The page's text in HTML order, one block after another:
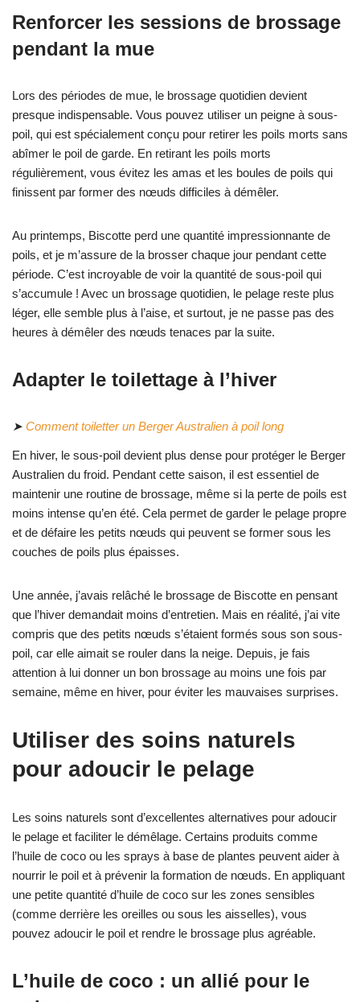
Renforcer les sessions de brossage
pendant la mue
Lors des périodes de mue, le brossage quotidien devient
presque indispensable. Vous pouvez utiliser un peigne à sous-
poil, qui est spécialement conçu pour retirer les poils morts sans
abîmer le poil de garde. En retirant les poils morts
régulièrement, vous évitez les amas et les boules de poils qui
finissent par former des nœuds difficiles à démêler.
Au printemps, Biscotte perd une quantité impressionnante de
poils, et je m’assure de la brosser chaque jour pendant cette
période. C’est incroyable de voir la quantité de sous-poil qui
s’accumule ! Avec un brossage quotidien, le pelage reste plus
léger, elle semble plus à l’aise, et surtout, je ne passe pas des
heures à démêler des nœuds tenaces par la suite.
Adapter le toilettage à l’hiver
➤ Comment toiletter un Berger Australien à poil long
En hiver, le sous-poil devient plus dense pour protéger le Berger
Australien du froid. Pendant cette saison, il est essentiel de
maintenir une routine de brossage, même si la perte de poils est
moins intense qu’en été. Cela permet de garder le pelage propre
et de défaire les petits nœuds qui peuvent se former sous les
couches de poils plus épaisses.
Une année, j’avais relâché le brossage de Biscotte en pensant
que l’hiver demandait moins d’entretien. Mais en réalité, j’ai vite
compris que des petits nœuds s’étaient formés sous son sous-
poil, car elle aimait se rouler dans la neige. Depuis, je fais
attention à lui donner un bon brossage au moins une fois par
semaine, même en hiver, pour éviter les mauvaises surprises.
Utiliser des soins naturels
pour adoucir le pelage
Les soins naturels sont d’excellentes alternatives pour adoucir
le pelage et faciliter le démêlage. Certains produits comme
l’huile de coco ou les sprays à base de plantes peuvent aider à
nourrir le poil et à prévenir la formation de nœuds. En appliquant
une petite quantité d’huile de coco sur les zones sensibles
(comme derrière les oreilles ou sous les aisselles), vous
pouvez adoucir le poil et rendre le brossage plus agréable.
L’huile de coco : un allié pour le